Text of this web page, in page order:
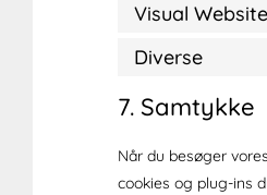
Visual
Diverse
7. Samtykke
Når du besøger
cookies og plug-ins